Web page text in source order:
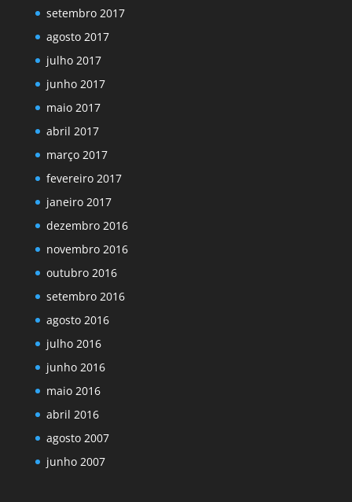
setembro 2017
agosto 2017
julho 2017
junho 2017
maio 2017
abril 2017
março 2017
fevereiro 2017
janeiro 2017
dezembro 2016
novembro 2016
outubro 2016
setembro 2016
agosto 2016
julho 2016
junho 2016
maio 2016
abril 2016
agosto 2007
junho 2007